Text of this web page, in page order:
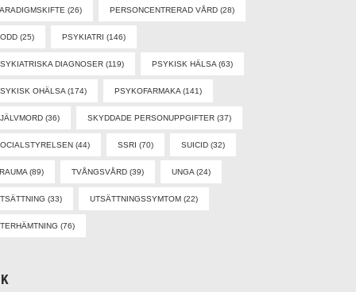
(26) PERSONCENTRERAD VÅRD (28)
(25) PSYKIATRI (146)
DIAGNOSER (119) PSYKISK HÄLSA (63)
OHÄLSA (174) PSYKOFARMAKA (141)
(36) SKYDDADE PERSONUPPGIFTER (37)
(44) SSRI (70) SUICID (32)
(89) TVÅNGSVÅRD (39) UNGA (24)
(33) UTSÄTTNINGSSYMTOM (22)
(76)